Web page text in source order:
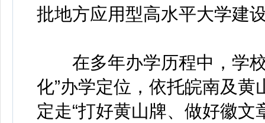
批地方应用型高水平大学建
在多年办学历程中，学校
化”办学定位，依托皖南及
定走“打好黄山牌、做好徽